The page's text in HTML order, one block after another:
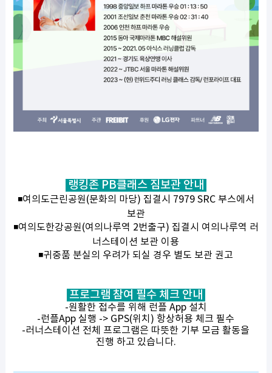
랭킹존 PB클래스 짐보관 안내
◾여의도근린공원(문화의 마당) 집결시 7979 SRC 부스에서
보관
◾여의도한강공원(여의나루역 2번출구) 집결시 여의나루역 러
너스테이션 보관 이용
◾귀중품 분실의 우려가 되실 경우 별도 보관 권고
프로그램 참여 필수 체크 안내
-원활한 접수를 위해 런플 App 설치
-런플App 실행 -> GPS(위치) 항상허용 체크 필수
-러너스테이션 전체 프로그램은 따뜻한 기부 모금 활동을
진행 하고 있습니다.